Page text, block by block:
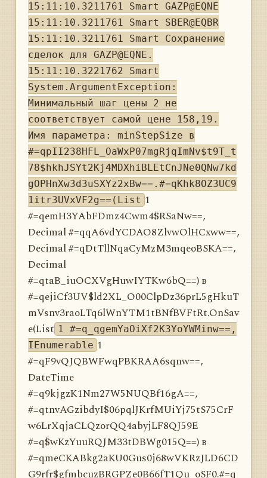
15:11:10.3211761 Smart GAZP@EQNE
15:11:10.3211761 Smart SBER@EQBR
15:11:10.3211761 Smart Сохранение
сделок для GAZP@EQNE.
15:11:10.3221762 Smart
System.ArgumentException:
Минимальный шаг цены 2 не
соответствует самой цене 158,19.
Имя параметра: minStepSize в
#=qpII238HFL_OaWxP07mgRjqImNv$t9T_t
78$hkhJSYt2Kj4MDXhiBLEtCnJNe0QNw7kd
gOPHnXw3d3uSXYz2xBw==.#=qKhk8OZ3UC9
1itr3UVxVF2g==(List 1
#=qemH3YAbFDmz4Cwm4$RSaNw==,
Decimal #=qqA6vdYCDAO8ZlvwOlHCxww==,
Decimal #=qDtTllNqaCyMzM3mqeoBSKA==,
Decimal
#=qtaB_iuOCXVgHuwIYTKw6bQ==) в
#=qejiCf3UV$ld2XL_O00ClpDz36prL5gHkuT
mVsnv3raoLTq6lWnYTM1tBNfBVFtRt.OnSav
e(List 1 #=q_qgemYaOiXf2K3YoYWMinw==,
IEnumerable 1
#=qF9vQJQBWFwqPBKRAA6sqnw==,
DateTime
#=q9kjgzK1Nm27W5NUQBf16gA==,
#=qtnvAGzibdyI$06pqlJKrfMUiYj75tS75CrF
w6LrXqjaCLQzorQQ4abyjLF8QJ59E
#=q$wKzYuuRQJM33tDBWg015Q==) в
#=qmeCKABkg2aKU0Gus0j68wVKRzJLD6CD
G9rfr$gfmbcuzBRGPZe0B66fT1Qu_oSF0.#=q